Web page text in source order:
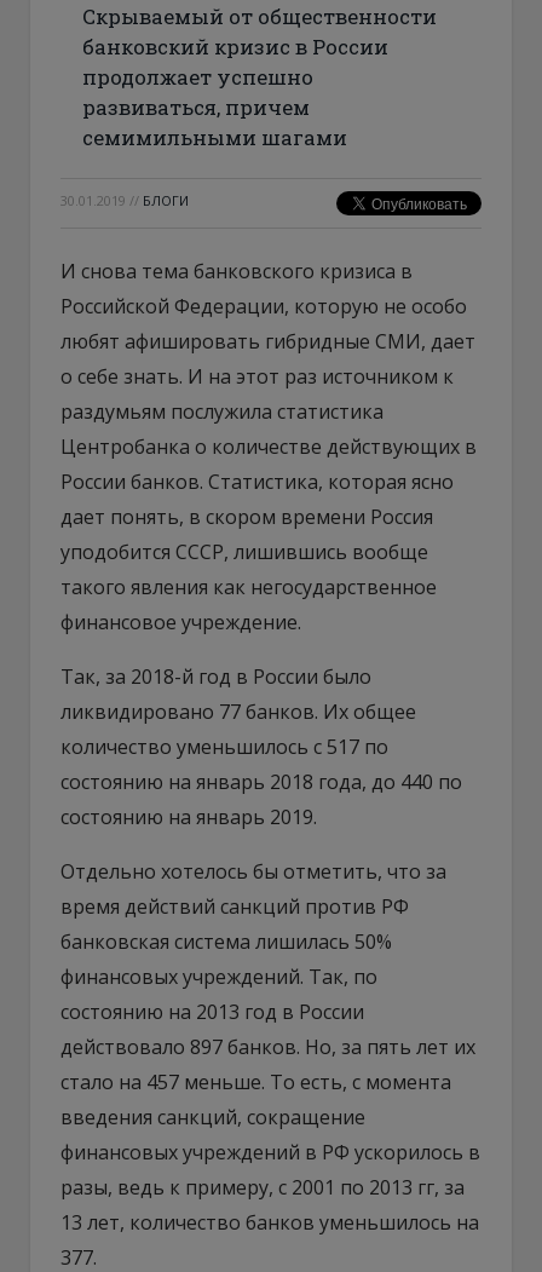
Скрываемый от общественности
банковский кризис в России
продолжает успешно
развиваться, причем
семимильными шагами
30.01.2019 // БЛОГИ
И снова тема банковского кризиса в
Российской Федерации, которую не особо
любят афишировать гибридные СМИ, дает
о себе знать. И на этот раз источником к
раздумьям послужила статистика
Центробанка о количестве действующих в
России банков. Статистика, которая ясно
дает понять, в скором времени Россия
уподобится СССР, лишившись вообще
такого явления как негосударственное
финансовое учреждение.
Так, за 2018-й год в России было
ликвидировано 77 банков. Их общее
количество уменьшилось с 517 по
состоянию на январь 2018 года, до 440 по
состоянию на январь 2019.
Отдельно хотелось бы отметить, что за
время действий санкций против РФ
банковская система лишилась 50%
финансовых учреждений. Так, по
состоянию на 2013 год в России
действовало 897 банков. Но, за пять лет их
стало на 457 меньше. То есть, с момента
введения санкций, сокращение
финансовых учреждений в РФ ускорилось в
разы, ведь к примеру, с 2001 по 2013 гг, за
13 лет, количество банков уменьшилось на
377.